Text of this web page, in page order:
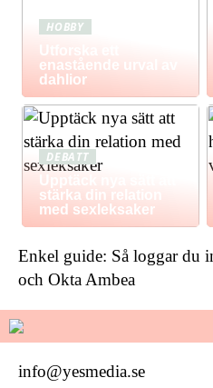
HOBBY
Utforska ett
enastående urval av
dahlior
DEBATT
Upptäck nya sätt att
stärka din relation
med sexleksaker
Enkel guide: Så loggar du
och Okta Ambea
info@yesmedia.se